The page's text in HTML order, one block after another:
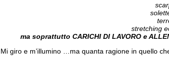
stretching
ma soprattutto CARICHI DI LAVORO e
Mi giro e m’illumino …ma quanta ragione in quello